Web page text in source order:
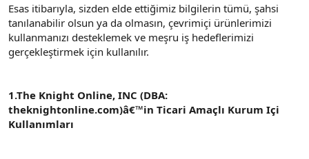
Esas itibarıyla, sizden elde ettiğimiz bilgilerin tümü, şahsi
tanılanabilir olsun ya da olmasın, çevrimiçi ürünlerimizi
kullanmanızı desteklemek ve meşru iş hedeflerimizi
gerçekleştirmek için kullanılır.
1.The Knight Online, INC (DBA:
theknightonline.com)â€™in Ticari Amaçlı Kurum Içi
Kullanımları